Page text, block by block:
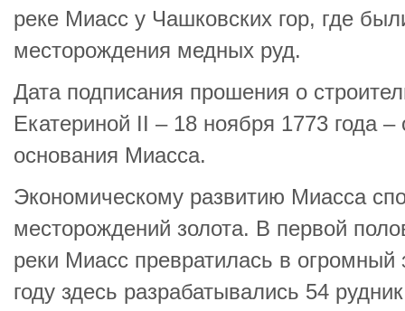
реке Миасс у Чашковских гор, где
месторождения медных руд.
Дата подписания прошения о
Екатериной II – 18 ноября 1773 года –
основания Миасса.
Экономическому развитию Миасса
месторождений золота. В первой
реки Миасс превратилась в
году здесь разрабатывались 54